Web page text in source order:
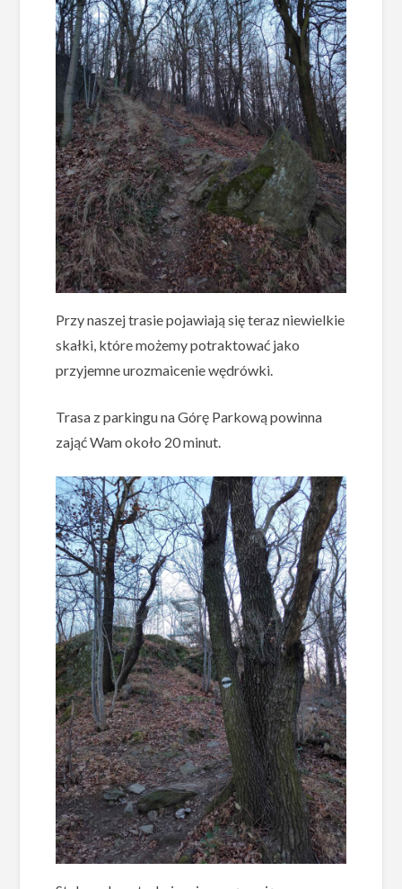
Przy naszej trasie pojawiają się teraz niewielkie
skałki, które możemy potraktować jako
przyjemne urozmaicenie wędrówki.
Trasa z parkingu na Górę Parkową powinna
zająć Wam około 20 minut.